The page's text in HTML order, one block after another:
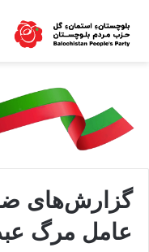
گزارش‌های
عامل مرگ